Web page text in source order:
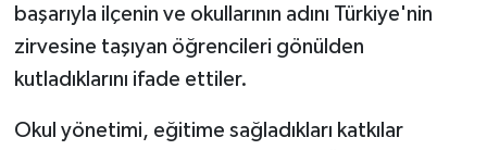
başarıyla ilçenin ve okullarının adını Türkiye'nin
zirvesine taşıyan öğrencileri gönülden
kutladıklarını ifade ettiler.
Okul yönetimi, eğitime sağladıkları katkılar